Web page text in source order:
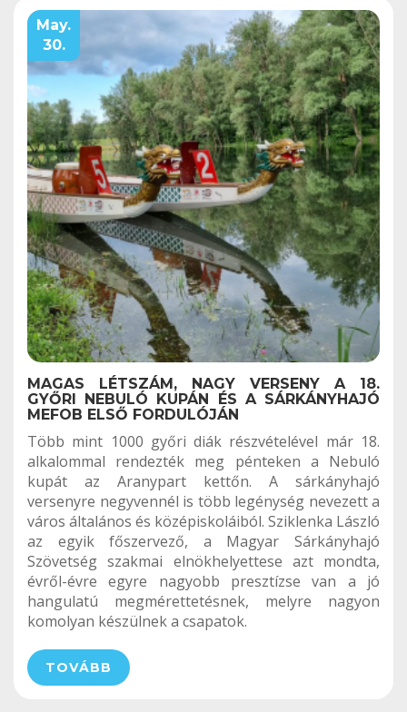
May.
30.
MAGAS LÉTSZÁM, NAGY VERSENY A 18.
GYŐRI NEBULÓ KUPÁN ÉS A SÁRKÁNYHAJÓ
MEFOB ELSŐ FORDULÓJÁN
Több mint 1000 győri diák részvételével már 18.
alkalommal rendezték meg pénteken a Nebuló
kupát az Aranypart kettőn. A sárkányhajó
versenyre negyvennél is több legénység nevezett a
város általános és középiskoláiból. Sziklenka László
az egyik főszervező, a Magyar Sárkányhajó
Szövetség szakmai elnökhelyettese azt mondta,
évről-évre egyre nagyobb presztízse van a jó
hangulatú megmérettetésnek, melyre nagyon
komolyan készülnek a csapatok.
TOVÁBB